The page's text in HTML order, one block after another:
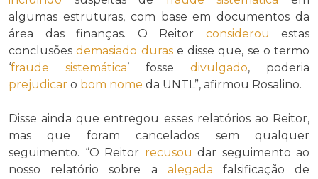
algumas estruturas, com base em documentos da
área das finanças. O Reitor considerou estas
conclusõesdemasiado durase disse que, se o termo
‘fraude sistemática’ fosse divulgado, poderia
prejudicar o bom nome da UNTL”, afirmou Rosalino.
Disse ainda que entregou esses relatórios ao Reitor,
mas que foram cancelados sem qualquer
seguimento. “O Reitor recusou dar seguimento ao
nosso relatório sobre a alegada falsificação de